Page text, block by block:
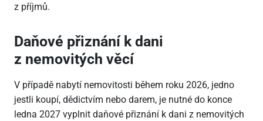
z příjmů.
Daňové přiznání k dani
z nemovitých věcí
V případě nabytí nemovitosti během roku 2026, jedno
jestli koupí, dědictvím nebo darem, je nutné do konce
ledna 2027 vyplnit daňové přiznání k dani z nemovitých